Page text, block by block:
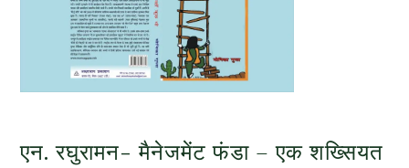
एन. रघुरामन- मैनेजमेंट फंडा – एक शख्सियत